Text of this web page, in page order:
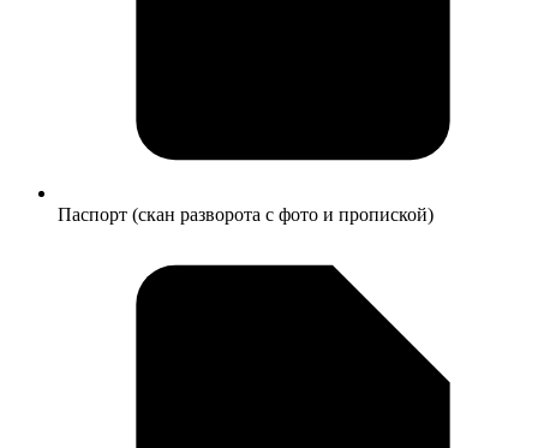
Паспорт (скан разворота с фото и пропиской)